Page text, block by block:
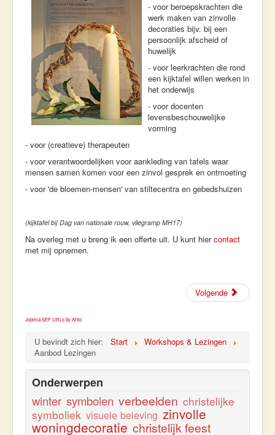
- voor beroepskrachten die
werk maken van zinvolle
decoraties bijv. bij een
persoonlijk afscheid of
huwelijk
- voor leerkrachten die rond
een kijktafel willen werken in
het onderwijs
- voor docenten
levensbeschouwelijke
vorming
- voor (creatieve) therapeuten
- voor verantwoordelijken voor aankleding van tafels waar
mensen samen komen voor een zinvol gesprek en ontmoeting
- voor 'de bloemen-mensen' van stiltecentra en gebedshuizen
(kijktafel bij Dag van nationale rouw, vliegramp MH17)
Na overleg met u breng ik een offerte uit. U kunt hiercontact
met mij opnemen.
Volgende
Joomla SEF URLs by Artio
U bevindt zich hier: Start
Workshops & Lezingen
Aanbod Lezingen
Onderwerpen
winter symbolen verbeelden christelijke
symboliek visuele beleving zinvolle
woningdecoratie christelijk feest